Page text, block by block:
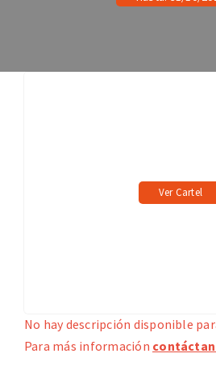
No hay descripción disponible
Para más información
Ver Cartel